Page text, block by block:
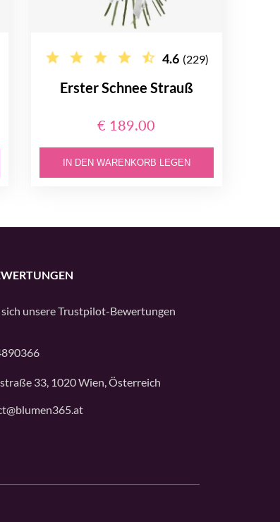
4.6 (229)
Erster Schnee Strauß
€ 189.00
IN DEN WARENKORB LEGEN
unsereTrustpilot-Bewertungen
33, 1020 Wien, Österreich